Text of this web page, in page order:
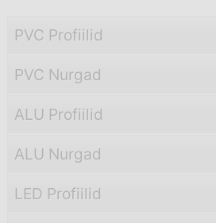
PVC Profiilid
PVC Nurgad
ALU Profiilid
ALU Nurgad
LED Profiilid